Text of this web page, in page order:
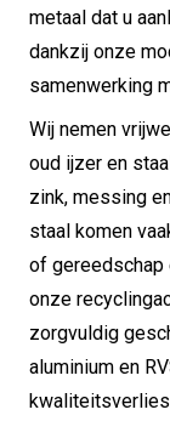
metaal dat u
dankzij onze
samenwerking
Wij nemen
oud ijzer en
zink, messing
staal komen
of gereedschap
onze
zorgvuldig
aluminium en